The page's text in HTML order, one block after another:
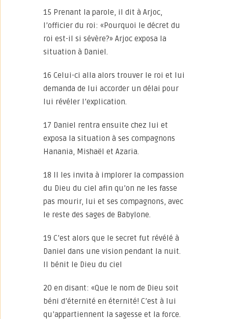
15 Prenant la parole, il dit à Arjoc,
l’officier du roi: «Pourquoi le décret du
roi est-il si sévère?» Arjoc exposa la
situation à Daniel.
16 Celui-ci alla alors trouver le roi et lui
demanda de lui accorder un délai pour
lui révéler l’explication.
17 Daniel rentra ensuite chez lui et
exposa la situation à ses compagnons
Hanania, Mishaël et Azaria.
18 Il les invita à implorer la compassion
du Dieu du ciel afin qu’on ne les fasse
pas mourir, lui et ses compagnons, avec
le reste des sages de Babylone.
19 C’est alors que le secret fut révélé à
Daniel dans une vision pendant la nuit.
Il bénit le Dieu du ciel
20 en disant: «Que le nom de Dieu soit
béni d’éternité en éternité! C’est à lui
qu’appartiennent la sagesse et la force.